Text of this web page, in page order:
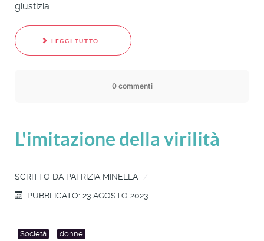
giustizia.
LEGGI TUTTO...
0 commenti
L'imitazione della virilità
SCRITTO DA PATRIZIA MINELLA
PUBBLICATO: 23 AGOSTO 2023
Società donne